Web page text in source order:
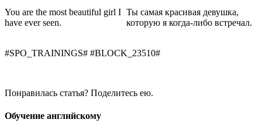
You are the most beautiful girl I
have ever seen.
Ты самая красивая девушка,
которую я когда-либо встречал.
#SPO_TRAININGS# #BLOCK_23510#
Понравилась статья? Поделитесь ею.
Обучение английскому